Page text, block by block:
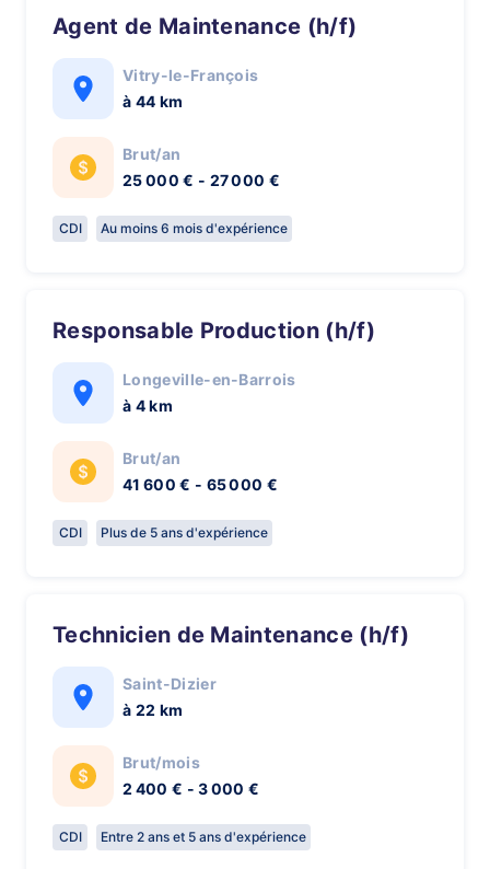
Agent de Maintenance (h/f)
Vitry-le-François
à 44 km
Brut/an
25 000 € - 27 000 €
CDI Au moins 6 mois d'expérience
Responsable Production (h/f)
Longeville-en-Barrois
à 4 km
Brut/an
41 600 € - 65 000 €
CDI Plus de 5 ans d'expérience
Technicien de Maintenance (h/f)
Saint-Dizier
à 22 km
Brut/mois
2 400 € - 3 000 €
CDI Entre 2 ans et 5 ans d'expérience